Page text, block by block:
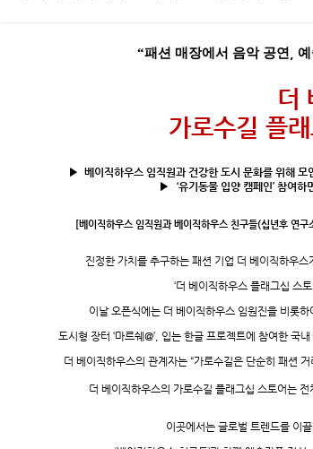
“패션 매장에서 음악 공연
더
가로수길 플
▶ 베이직하우스 임직원과 건강한 도시 문화를 위해 모
▶ ‘유기동물 입양 캠페인’ 참여하
[베이직하우스 임직원과 베이직하우스 친구들(십년후 연구
진정한 가치를 추구하는 패션 기업 더 베이직하우스
‘더 베이직하우스 플래그십 스
이날 오픈식에는 더 베이직하우스 임원진을 비롯하
도시형 장터 ‘마르쉐 @’, 입는 한글 프로젝트에 참여한 국
더 베이직하우스의 관계자는 “가로수길은 단순히 패션
더 베이직하우스의 가로수길 플래그십 스토어는 전
이곳에서는 글로벌 트렌드를 이